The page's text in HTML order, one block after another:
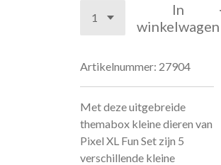
In
winkelwagen
Artikelnummer: 27904
Met deze uitgebreide
themabox kleine dieren van
Pixel XL Fun Set zijn 5
verschillende kleine